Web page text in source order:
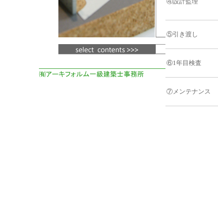
⑤引き渡し
⑥1年目検査
⑦メンテナンス